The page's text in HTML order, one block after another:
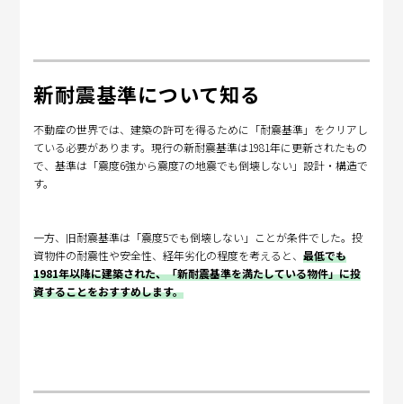
新耐震基準について知る
不動産の世界では、建築の許可を得るために「耐震基準」をクリアし
ている必要があります。現行の新耐震基準は1981年に更新されたもの
で、基準は「震度6強から震度7の地震でも倒壊しない」設計・構造で
す。
一方、旧耐震基準は「震度5でも倒壊しない」ことが条件でした。投
資物件の耐震性や安全性、経年劣化の程度を考えると、最低でも
1981年以降に建築された、「新耐震基準を満たしている物件」に投
資することをおすすめします。